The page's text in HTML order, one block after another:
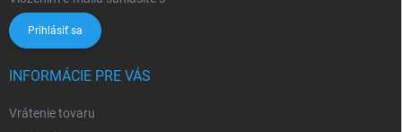
Prihlásiť sa
INFORMÁCIE PRE VÁS
Vrátenie tovaru